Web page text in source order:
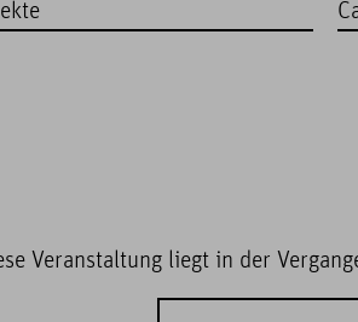
Veranstaltung liegt in der